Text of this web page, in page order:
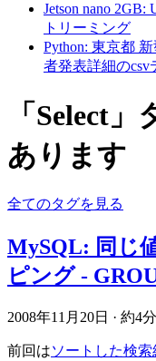
Jetson nano 2GB:
トリーミング
Python: 東京都
者発表詳細の
「Select
あります
全てのタグを見る
MySQL: 同じ
ピング -
2008年11月20日 · 約4分
前回はソートした検